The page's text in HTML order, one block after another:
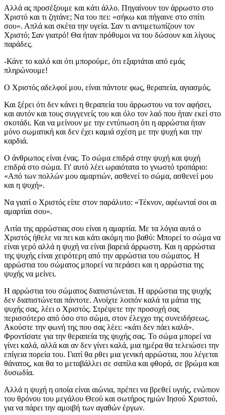
Αλλά ας προσέξουμε και κάτι άλλο. Πηγαίνουν τον άρρωστο στο
Χριστό και τι ζητάνε; Να του πει: «σήκω και πήγαινε στο σπίτι
σου». Απλά και σκέτα την υγεία. Σαν τι αντιμετωπίζουν τον
Χριστό; Σαν γιατρό! Θα ήταν πρόθυμοι να του δώσουν και λίγους
παράδες.
-Κάνε το καλό και ότι μπορούμε, ότι εξαρτάται από εμάς
πληρώνουμε!
Ο Χριστός αδελφοί μου, είναι πάντοτε φως, θεραπεία, αγιασμός.
Και ξέρει ότι δεν κάνει η θεραπεία του άρρωστου να τον αφήσει,
και αυτόν και τους συγγενείς του και όλο τον λαό που ήταν εκεί στο
σκοτάδι. Και να μείνουν με την εντύπωση ότι η αρρώστια ήταν
μόνο σωματική και δεν έχει καμιά σχέση με την ψυχή και την
καρδιά.
Ο άνθρωπος είναι ένας. Το σώμα επιδρά στην ψυχή και ψυχή
επιδρά στο σώμα. Γι' αυτό λέει ωραιότατα το γνωστό τροπάριο:
«Από των πολλών μου αμαρτιών, ασθενεί το σώμα, ασθενεί μου
και η ψυχή».
Να γιατί ο Χριστός είπε στον παράλυτο: «Τέκνον, αφέωνταί σοι αι
αμαρτίαι σου».
Αιτία της αρρώστιας σου είναι η αμαρτία. Με τα λόγια αυτά ο
Χριστός ήθελε να πει και κάτι ακόμη πιο βαθύ: Μπορεί το σώμα να
είναι γερό αλλά η ψυχή να είναι βαρειά άρρωστη. Και η αρρώστια
της ψυχής είναι χειρότερη από την αρρώστια του σώματος. Η
αρρώστια του σώματος μπορεί να περάσει και η αρρώστια της
ψυχής να μείνει.
Η αρρώστια του σώματος διαπιστώνεται. Η αρρώστια της ψυχής
δεν διαπιστώνεται πάντοτε. Ανοίχτε λοιπόν καλά τα μάτια της
ψυχής σας, λέει ο Χριστός. Στρέψετε την προσοχή σας
περισσότερο από όσο στο σώμα, στον έλεγχο της συνειδήσεως.
Ακούστε την φωνή της που σας λέει: «κάτι δεν πάει καλά».
Φροντίσατε για την θεραπεία της ψυχής σας. Το σώμα μπορεί να
γίνει καλά, αλλά και αν δεν γίνει καλά, μια ημέρα θα τελειώσει την
επίγεια πορεία του. Γιατί θα ρθει μια γενική αρρώστια, που λέγεται
θάνατος, και θα το μεταβάλλει σε σαπίλα και φθορά, σε βρώμα και
δυσωδία.
Αλλά η ψυχή η οποία είναι αιώνια, πρέπει να βρεθεί υγιής, ενώπιον
του θρόνου του μεγάλου Θεού και σωτήρος ημών Ιησού Χριστού,
για να πάρει την αμοιβή των αγαθών έργων.